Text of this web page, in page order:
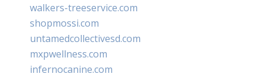
walkers-treeservice.com
shopmossi.com
untamedcollectivesd.com
mxpwellness.com
infernocanine.com